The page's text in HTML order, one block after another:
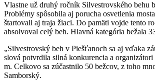
Vlastne už druhý ročník Silvestrovského behu
Problémy spôsobila aj porucha osvetlenia
štartovali aj traja žiaci. Do pamäti vojde tento
absolvoval celý beh. Hlavná kategória bežala
„Silvestrovský beh v Piešťanoch sa aj vďaka
slová potvrdila silná konkurencia a
m. Celkovo sa zúčastnilo 50 bežcov, z toho
Samborský.